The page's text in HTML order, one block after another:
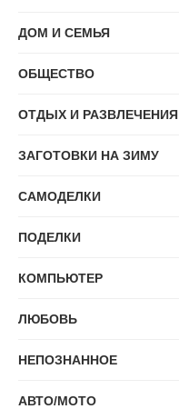
ДОМ И СЕМЬЯ
ОБЩЕСТВО
ОТДЫХ И РАЗВЛЕЧЕНИЯ
ЗАГОТОВКИ НА ЗИМУ
САМОДЕЛКИ
ПОДЕЛКИ
КОМПЬЮТЕР
ЛЮБОВЬ
НЕПОЗНАННОЕ
АВТО/МОТО